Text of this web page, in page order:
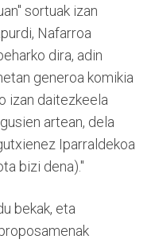
sortuak izan
Nafarroa
dira, adin
generoa komikia
izan daitezkeela
artean, dela
Iparraldekoa
bizi dena)."
bekak, eta